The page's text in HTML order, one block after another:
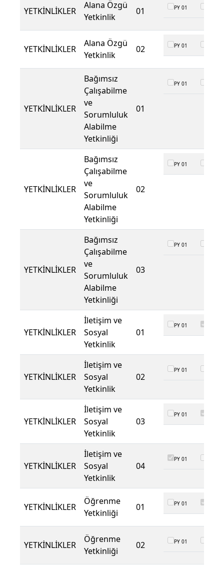
YETKİNLİKLER
Alana Özgü
Yetkinlik
01 PY 01
YETKİNLİKLER
Alana Özgü
Yetkinlik
02 PY 01
YETKİNLİKLER
Bağımsız
Çalışabilme
ve
Sorumluluk
Alabilme
Yetkinliği
01
PY 01
YETKİNLİKLER
Bağımsız
Çalışabilme
ve
Sorumluluk
Alabilme
Yetkinliği
02
PY 01
YETKİNLİKLER
Bağımsız
Çalışabilme
ve
Sorumluluk
Alabilme
Yetkinliği
03
PY 01
YETKİNLİKLER
İletişim ve
Sosyal
Yetkinlik
01
PY 01
YETKİNLİKLER
İletişim ve
Sosyal
Yetkinlik
02
PY 01
YETKİNLİKLER
İletişim ve
Sosyal
Yetkinlik
03
PY 01
YETKİNLİKLER
İletişim ve
Sosyal
Yetkinlik
04
PY 01
YETKİNLİKLER
Öğrenme
Yetkinliği
01 PY 01
YETKİNLİKLER
Öğrenme
Yetkinliği
02 PY 01